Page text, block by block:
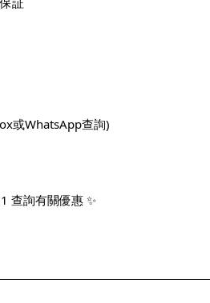
或WhatsApp查詢)
查詢有關優惠 ✨